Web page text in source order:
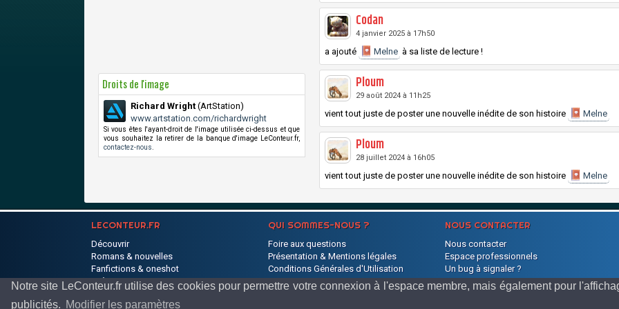
Notre site LeConteur.fr utilise des cookies pour permettre votre connexion à l'espace membre, mais également pour
publicités. Modifier les paramètres
Droits de l'image
Richard Wright (ArtStation)
www.artstation.com/richardwright
Si vous êtes l'ayant-droit de l'image utilisée ci-dessus et que
vous souhaitez la retirer de la banque d'image LeConteur.fr,
contactez-nous
Codan
4 janvier 2025 à 17h50
a ajouté Melne à sa liste de lecture !
Ploum
29 août 2024 à 11h25
vient tout juste de poster une nouvelle inédite de son histoire Melne
Ploum
28 juillet 2024 à 16h05
vient tout juste de poster une nouvelle inédite de son histoire Melne
LECONTEUR.FR QUI SOMMES-NOUS ? NOUS CONTACTER
Découvrir
Romans & nouvelles
Fanfictions & oneshot
Poèmes
Foire aux questions
Présentation & Mentions légales
Conditions Générales d'Utilisation
Partenaires
Nous contacter
Espace professionnels
Un bug à signaler ?